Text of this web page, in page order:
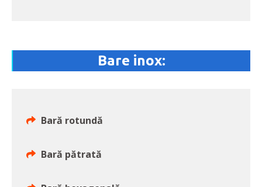
Bare inox:
Bară rotundă
Bară pătrată